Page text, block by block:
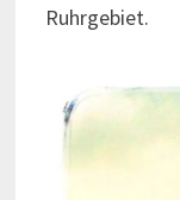
Ruhrgebiet.